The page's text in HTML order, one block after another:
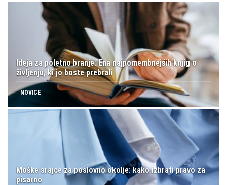
Ideja za poletno branje: Ena najpomembnejših knjig o
življenju, ki jo boste prebrali
NOVICE
Moške srajce za poslovno okolje: kako izbrati pravo za
pisarno